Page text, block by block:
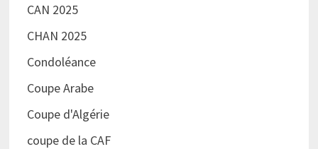
CAN 2025
CHAN 2025
Condoléance
Coupe Arabe
Coupe d'Algérie
coupe de la CAF